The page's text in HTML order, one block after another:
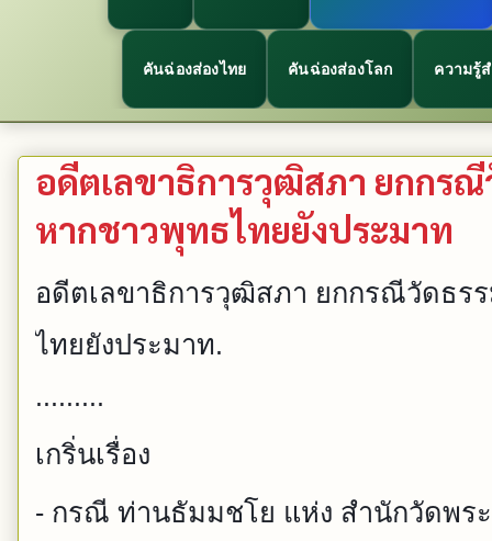
คันฉ่องส่องไทย คันฉ่องส่องโลก ความรู้
อดีตเลขาธิการวุฒิสภา ยกกร
หากชาวพุทธไทยยังประมาท
อดีตเลขาธิการวุฒิสภา ยกกรณีวัดธร
ไทยยังประมาท.
.........
เกริ่นเรื่อง
- กรณี ท่านธัมมชโย แห่ง สำนักวัดพร